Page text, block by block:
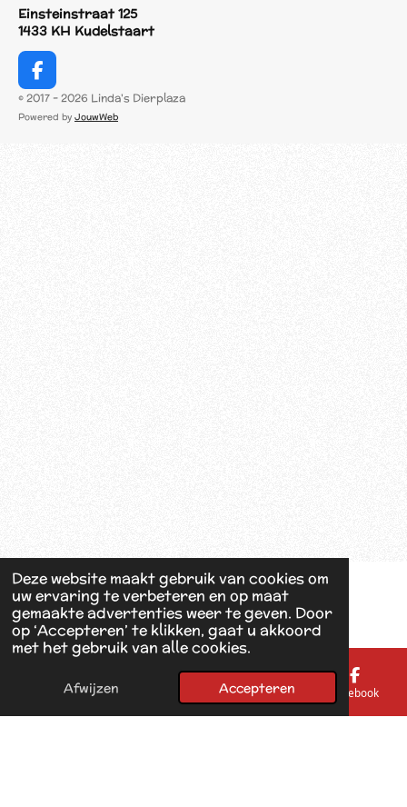
Deze website maakt gebruik van cookies om
uw ervaring te verbeteren en op maat
gemaakte advertenties weer te geven. Door
op ‘Accepteren’ te klikken, gaat u akkoord
met het gebruik van alle cookies.
Afwijzen Accepteren
Einsteinstraat 125
1433 KH Kudelstaart
F
a
c
© 2017 - 2026 Linda's Dierplaza
Powered by JouwWeb
E-mailadres Kaart Facebook